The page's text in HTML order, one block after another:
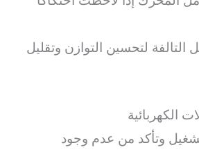
التالفة لتحسين التوازن وتقليل
وتأكد من عدم وجود